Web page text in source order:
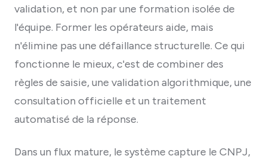
validation, et non par une formation isolée de
l'équipe. Former les opérateurs aide, mais
n'élimine pas une défaillance structurelle. Ce qui
fonctionne le mieux, c'est de combiner des
règles de saisie, une validation algorithmique, une
consultation officielle et un traitement
automatisé de la réponse.
Dans un flux mature, le système capture le CNPJ,